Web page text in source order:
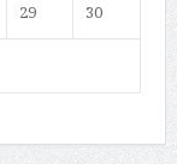
29 30